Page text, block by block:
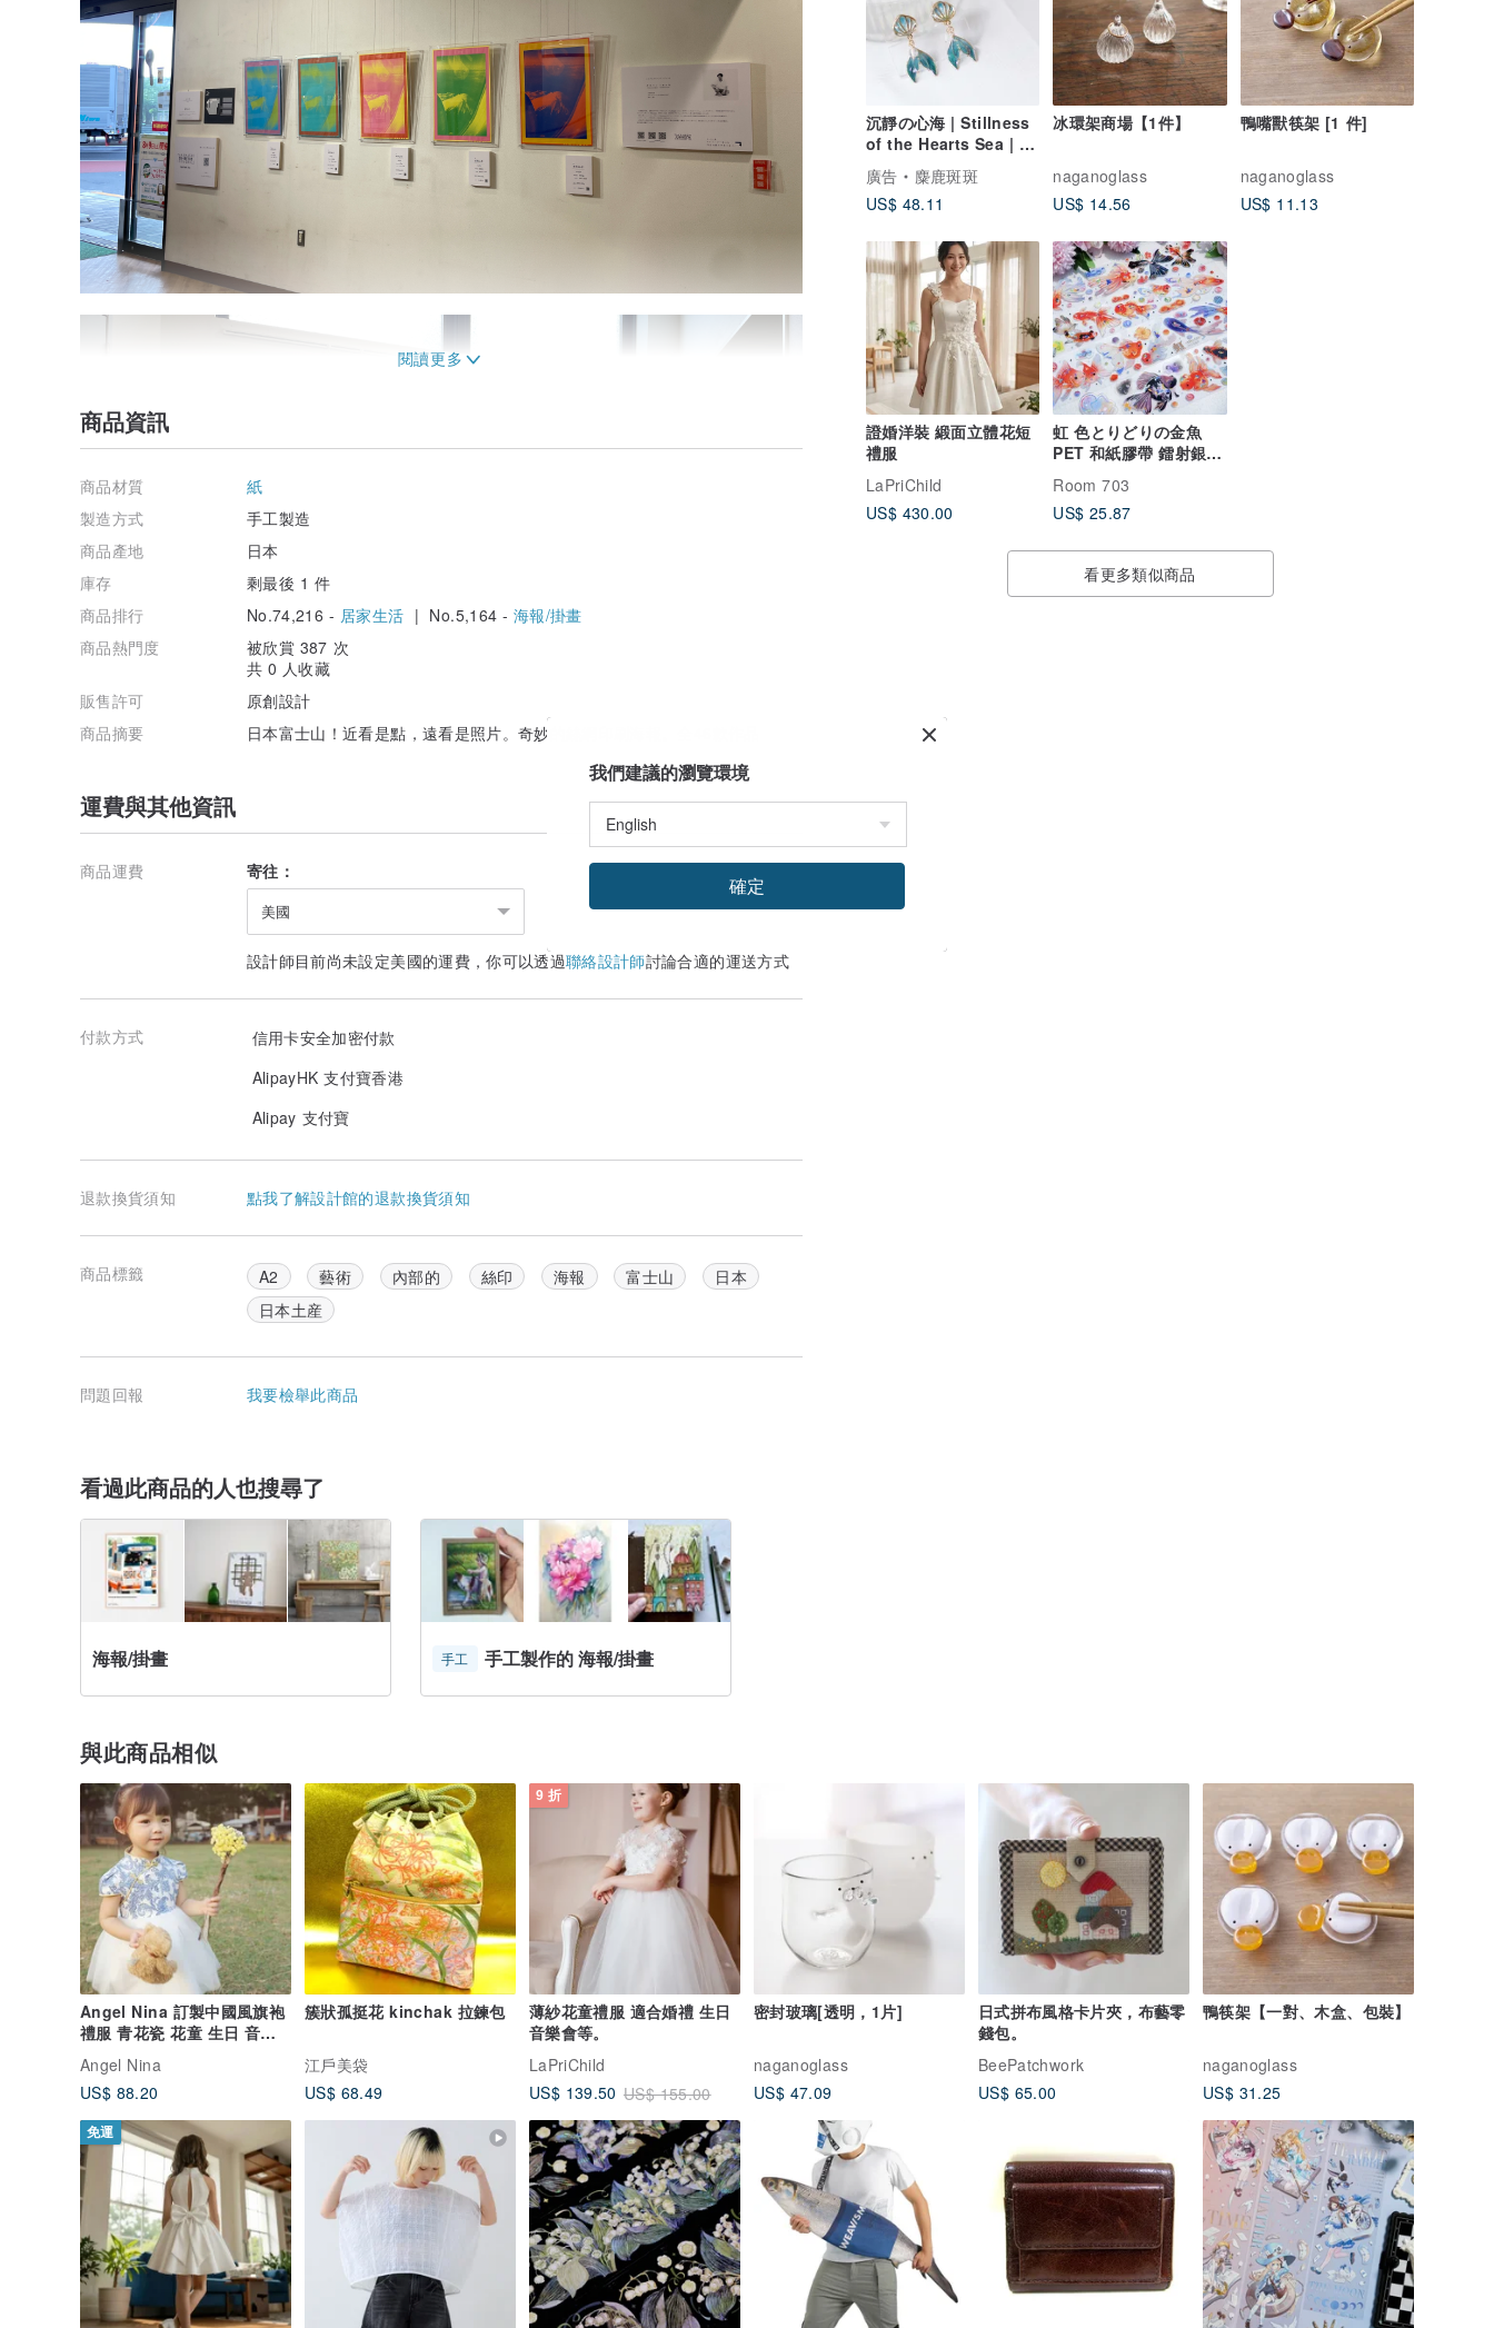
沉靜の心海 | Stillness
of the Hearts Sea | 夾
式耳環
廣告
麋鹿斑斑
US$ 48.11
冰環架商場【1件】
naganoglass
US$ 14.56
鴨嘴獸筷架 [1 件]
naganoglass
US$ 11.13
證婚洋裝 緞面立體花短
禮服
LaPriChild
US$ 430.00
虹 色とりどりの金魚
PET 和紙膠帶 鐳射銀
10米卷 台灣製
Room 703
US$ 25.87
看更多類似商品
彩色紙上。 所有作品皆附有可提示拍攝地點的#hashtag。
※訂製後，將以手工印刷製作，因此可能需要一些時間才能送達。
【規格】
A2 尺寸 H594mm × W420mm
◇產品編號：MTFUJI-01 No.26
※不含畫框。
※將以捲筒方式寄送。
◆何謂半色調 (Halftone)
一種利用點的大小與密度，以單色表現色彩濃淡的方法。
高橋智之 | 版畫家
出生於茨城縣。畢業於文化服裝學院大學院大學時尚設計課程後，透過自學習得絲網印刷技法並開始
創作。 自2014年起，以帳號@notonot在Instagram上發布「某個街景」的照片，並將其加入以點狀
表現濃淡的半色調處理，再以絲網印刷技法製作了許多作品。
商品資訊
商品材質
紙
製造方式
手工製造
商品產地
日本
庫存
剩最後 1 件
商品排行
No.74,216 - 居家生活 | No.5,164 -海報/掛畫
商品熱門度
被欣賞 387 次
共 0 人收藏
販售許可
原創設計
商品摘要
日本富士山！近看是點，遠看是照片。奇妙的絲網印刷海報。全46款作品
運費與其他資訊
商品運費 寄往：
美國
設計師目前尚未設定美國的運費，你可以透過聯絡設計師討論合適的運送方式
付款方式
信用卡安全加密付款
AlipayHK 支付寶香港
Alipay 支付寶
退款換貨須知 點我了解設計館的退款換貨須知
商品標籤 A2 藝術 內部的 絲印 海報 富士山
日本
日本土産
問題回報 我要檢舉此商品
看過此商品的人也搜尋了
海報/掛畫 手工 手工製作的 海報/掛畫
與此商品相似
Angel Nina 訂製中國風旗袍
禮服 青花瓷 花童 生日 音樂
Angel Nina
US$ 88.20
簇狀孤挺花 kinchak 拉鍊包
江戶美袋
US$ 68.49
9 折
薄紗花童禮服 適合婚禮 生日
音樂會等。
LaPriChild
US$ 139.50 US$ 155.00
密封玻璃[透明，1片]
naganoglass
US$ 47.09
日式拼布風格卡片夾，布藝零
錢包。
BeePatchwork
US$ 65.00
鴨筷架【一對、木盒、包裝】
naganoglass
US$ 31.25
免運
我們建議的瀏覽環境
確定